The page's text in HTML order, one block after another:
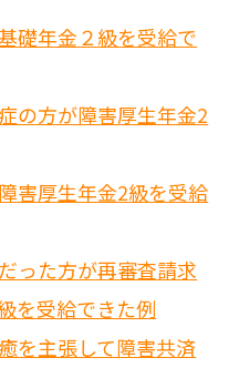
礎年金２級を受給で
の方が障害厚生年金2
害厚生年金2級を受給
った方が再審査請求
を受給できた例
を主張して障害共済